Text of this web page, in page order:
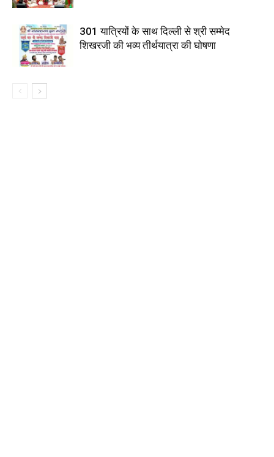
301 यात्रियों के साथ दिल्ली से श्री सम्मेद
शिखरजी की भव्य तीर्थयात्रा की घोषणा